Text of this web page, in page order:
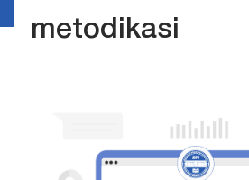
metodikasi